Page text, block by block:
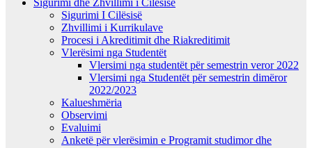
Sigurimi I Cilësisë
Zhvillimi i Kurrikulave
Procesi i Akreditimit dhe Riakreditimit
Vlerësimi nga Studentët
Vlersimi nga studentët për semestrin veror 2022
Vlersimi nga Studentët për semestrin dimëror
2022/2023
Kalueshmëria
Observimi
Evaluimi
Anketë për vlerësimin e Programit studimor dhe